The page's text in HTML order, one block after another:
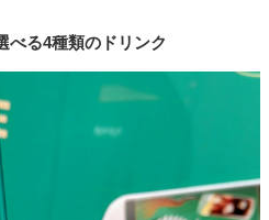
る4種類のドリンク